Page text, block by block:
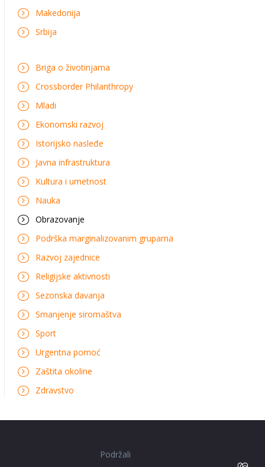
Makedonija
Srbija
Briga o životinjama
Crossborder Philanthropy
Mladi
Ekonomski razvoj
Istorijsko nasleđe
Javna infrastruktura
Kultura i umetnost
Nauka
Obrazovanje
Podrška marginalizovanim grupama
Razvoj zajednice
Religijske aktivnosti
Sezonska davanja
Smanjenje siromaštva
Sport
Urgentna pomoć
Zaštita okoline
Zdravstvo
Podržali